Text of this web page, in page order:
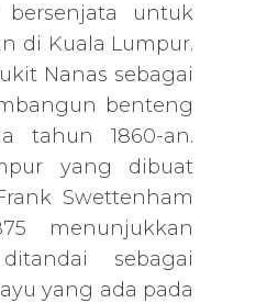
bersenjata untuk
di Kuala Lumpur.
Nanas sebagai
benteng
tahun 1860-an.
yang dibuat
Swettenham
menunjukkan
sebagai
yang ada pada